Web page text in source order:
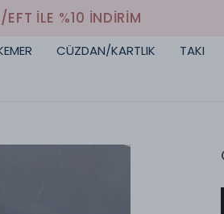
İLE %10 İNDİRİM
CÜZDAN/KARTLIK TAKI